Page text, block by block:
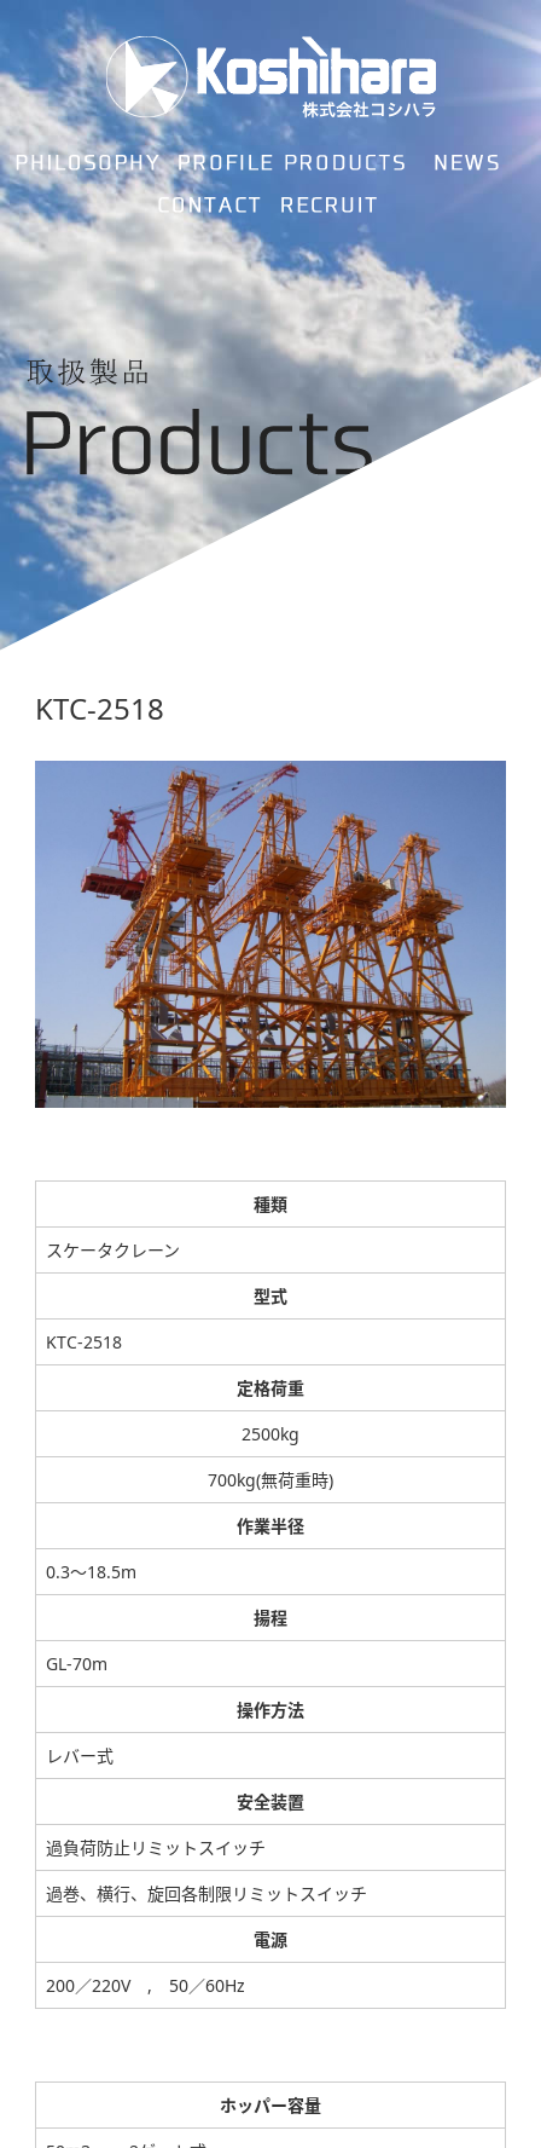
KTC-2518
種類
スケータクレーン
型式
KTC-2518
定格荷重
2500kg
700kg(無荷重時)
作業半径
0.3～18.5m
揚程
GL-70m
操作方法
レバー式
安全装置
過負荷防止リミットスイッチ
過巻、横行、旋回各制限リミットスイッチ
電源
200／220V , 50／60Hz
ホッパー容量